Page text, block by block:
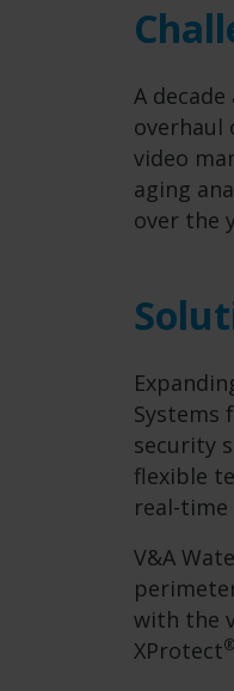
A
overhaul
video
aging
over the
Systems
security
flexible
real-
V&A
with the
XProtect®